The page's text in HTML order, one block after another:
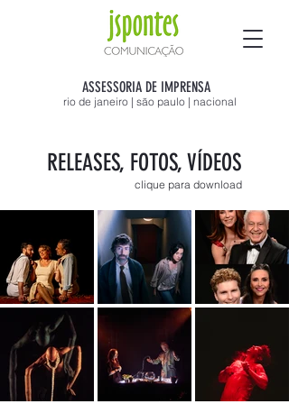
ASSESSORIA DE IMPRENSA
rio de janeiro | são paulo | nacional
RELEASES, FOTOS, VÍDEOS
clique para download